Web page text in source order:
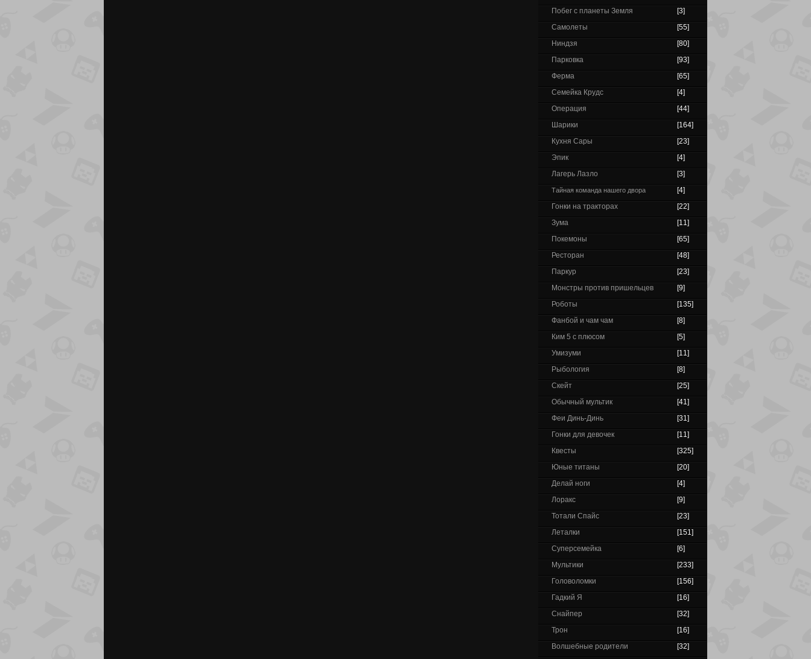
Побег с планеты Земля
[3]
Самолеты
[55]
Ниндзя
[80]
Парковка
[93]
Ферма
[65]
Семейка Крудс
[4]
Операция
[44]
Шарики
[164]
Кухня Сары
[23]
Эпик
[4]
Лагерь Лазло
[3]
Тайная команда нашего двора
[4]
Гонки на тракторах
[22]
Зума
[11]
Покемоны
[65]
Ресторан
[48]
Паркур
[23]
Монстры против пришельцев
[9]
Роботы
[135]
Фанбой и чам чам
[8]
Ким 5 с плюсом
[5]
Умизуми
[11]
Рыбология
[8]
Скейт
[25]
Обычный мультик
[41]
Феи Динь-Динь
[31]
Гонки для девочек
[11]
Квесты
[325]
Юные титаны
[20]
Делай ноги
[4]
Лоракс
[9]
Тотали Спайс
[23]
Леталки
[151]
Суперсемейка
[6]
Мультики
[233]
Головоломки
[156]
Гадкий Я
[16]
Снайпер
[32]
Трон
[16]
Волшебные родители
[32]